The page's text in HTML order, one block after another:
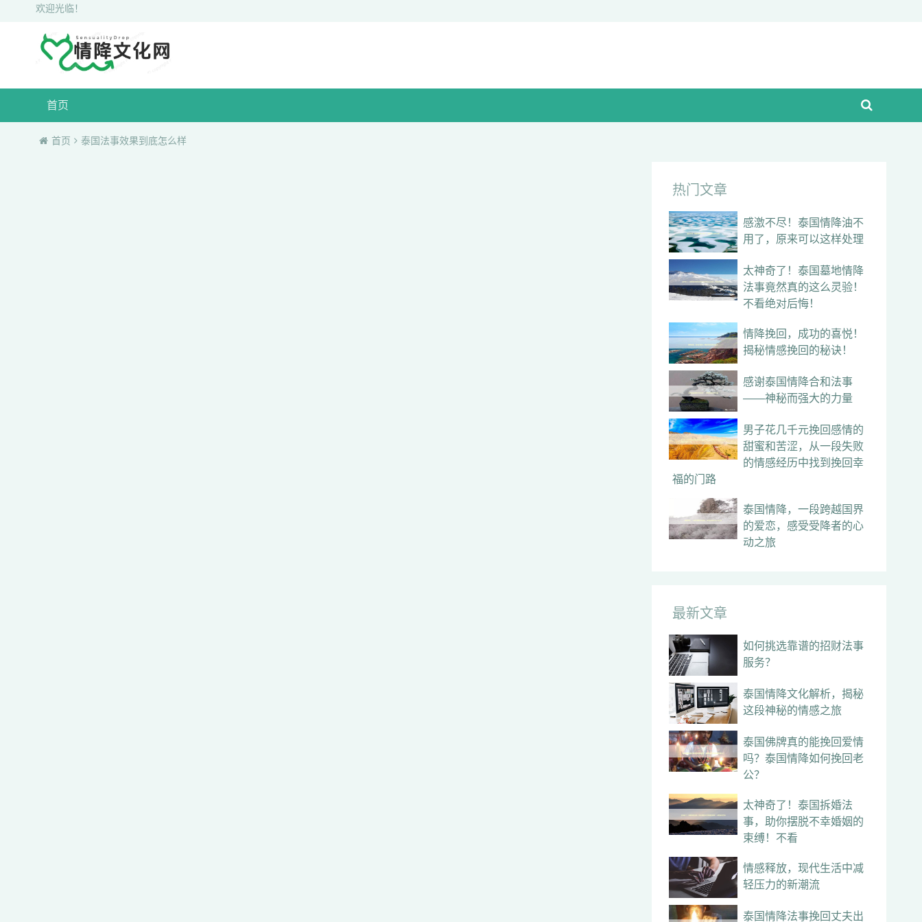
欢迎光临！
首页
首页 泰国法事效果到底怎么样
热门文章
感激不尽！泰国情降油不
用了，原来可以这样处理
太神奇了！泰国墓地情降
法事竟然真的这么灵验！
不看绝对后悔！
情降挽回，成功的喜悦！
揭秘情感挽回的秘诀！
感谢泰国情降合和法事
——神秘而强大的力量
男子花几千元挽回感情的
甜蜜和苦涩，从一段失败
的情感经历中找到挽回幸
福的门路
泰国情降，一段跨越国界
的爱恋，感受受降者的心
动之旅
最新文章
如何挑选靠谱的招财法事
服务？
泰国情降文化解析，揭秘
这段神秘的情感之旅
泰国佛牌真的能挽回爱情
吗？泰国情降如何挽回老
公？
太神奇了！泰国拆婚法
事，助你摆脱不幸婚姻的
束缚！不看
情感释放，现代生活中减
轻压力的新潮流
泰国情降法事挽回丈夫出